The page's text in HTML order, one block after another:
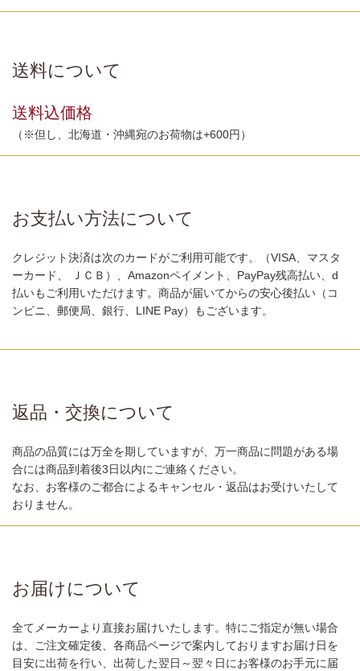
送料について
送料込価格
（※但し、北海道・沖縄宛のお荷物は+600円）
お支払い方法について
クレジット決済は次のカードがご利用可能です。（VISA、マスタ
ーカード、 ＪＣＢ）、Amazonペイメント、PayPay残高払い、d
払いもご利用いただけます。商品が届いてからの安心後払い（コ
ンビニ、郵便局、銀行、LINE Pay）もございます。
返品・交換について
商品の品質には万全を期していますが、万一商品に問題がある場
合には商品到着後3日以内にご連絡ください。
なお、お客様のご都合によるキャンセル・返品はお受けいたして
おりません。
お届けについて
全てメーカーより直接お届けいたします。特にご指定が無い場合
は、ご注文確定後、各商品ページで案内しておりますお届け日を
目安に出荷を行い、出荷した翌日～翌々日にお客様のお手元に届